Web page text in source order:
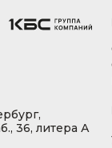
36, литера А